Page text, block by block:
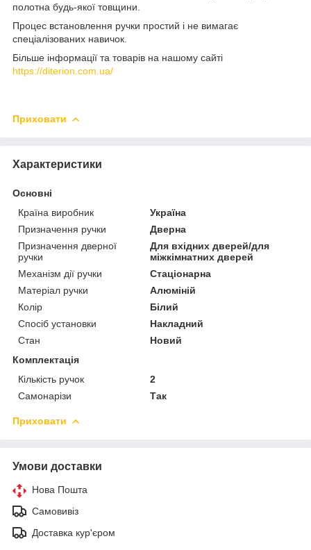
полотна будь-якої товщини.
Процес встановлення ручки простий і не вимагає
спеціалізованих навичок.
Більше інформації та товарів на нашому сайті
https://diterion.com.ua/
Приховати
Характеристики
Основні
Країна виробник
Україна
Призначення ручки
Дверна
Призначення дверної
ручки
Для вхідних дверей/для
міжкімнатних дверей
Механізм дії ручки
Стаціонарна
Матеріал ручки
Алюміній
Колір
Білий
Спосіб установки
Накладний
Стан
Новий
Комплектація
Кількість ручок
2
Самонарізи
Так
Приховати
Умови доставки
Нова Пошта
Самовивіз
Доставка кур'єром